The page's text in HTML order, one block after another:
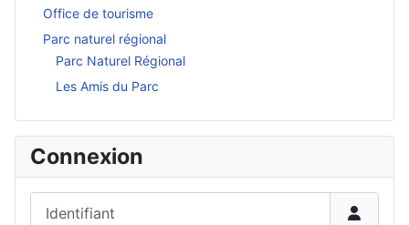
Office de tourisme
Parc naturel régional
Parc Naturel Régional
Les Amis du Parc
Connexion